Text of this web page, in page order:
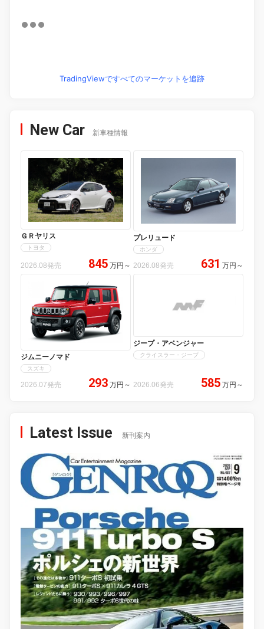
TradingViewですべてのマーケットを追跡
New Car 新車種情報
ＧＲヤリス
トヨタ
2026.08発売 845 万円 ～
プレリュード
ホンダ
2026.08発売 631 万円 ～
ジムニーノマド
スズキ
2026.07発売 293 万円 ～
ジープ・アベンジャー
クライスラー・ジープ
2026.06発売 585 万円 ～
Latest Issue 新刊案内